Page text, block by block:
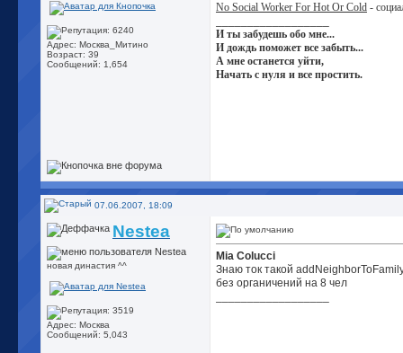
Адрес: Москва_Митино
Возраст: 39
Сообщений: 1,654
No Social Worker For Hot Or Cold -
И ты забудешь обо мне...
И дождь поможет все забыть...
А мне останется уйти,
Начать с нуля и все простить.
07.06.2007, 18:09
Nestea
новая династия ^^
Адрес: Москва
Сообщений: 5,043
Mia Colucci
Знаю ток такой
без органичений на 8 чел